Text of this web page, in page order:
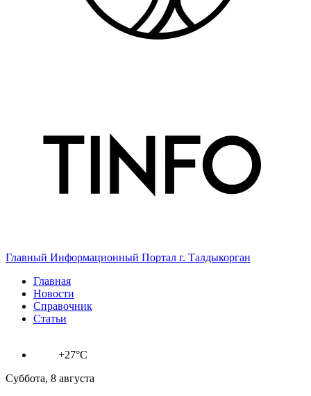
Главный Информационный Портал г. Талдыкорган
Главная
Новости
Справочник
Статьи
+27°C
Суббота, 8 августа